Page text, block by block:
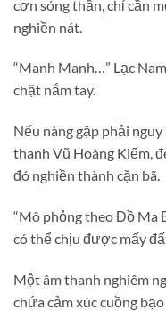
cơn sóng thần, chỉ cần
nghiền nát.
“Manh Manh…” Lạc
chặt nắm tay.
Nếu nàng gặp phải
thanh Vũ Hoàng Kiếm,
đó nghiền thành cặn bã.
“Mô phỏng theo Đồ Ma
có thể chịu được mấy
Một âm thanh nghiêm
chứa cảm xúc cuồng